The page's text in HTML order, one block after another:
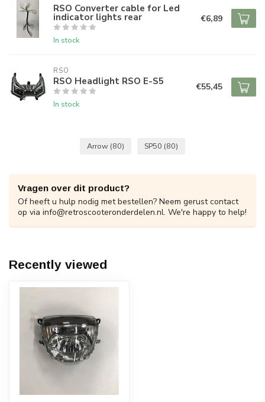
RSO Converter cable for Led
indicator lights rear
In stock
€6,89
RSO
RSO Headlight RSO E-S5
In stock
€55,45
Arrow (80) SP50 (80)
Vragen over dit product?
Of heeft u hulp nodig met bestellen? Neem gerust contact
op via info@retroscooteronderdelen.nl. We're happy to help!
Recently viewed